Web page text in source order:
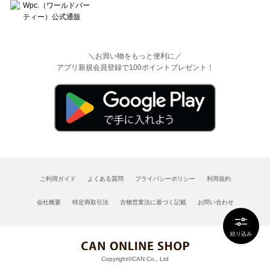
絞り込み
＼お買い物をもっと便利に／
アプリ新規会員登録で100ポイントプレゼント！
ご利用ガイド よくある質問 プライバシーポリシー 利用規約
会社概要 特定商取引法 古物営業法に基づく記載 お問い合わせ
Copyright©CAN Co., Ltd